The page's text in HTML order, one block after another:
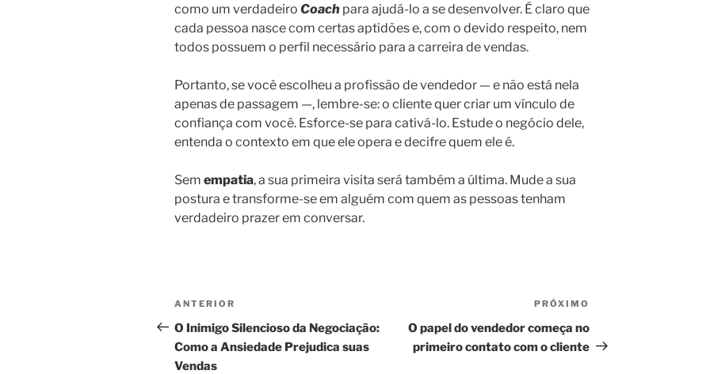
como um verdadeiro Coach para ajudá-lo a se desenvolver. É claro que
cada pessoa nasce com certas aptidões e, com o devido respeito, nem
todos possuem o perfil necessário para a carreira de vendas.
Portanto, se você escolheu a profissão de vendedor — e não está nela
apenas de passagem —, lembre-se: o cliente quer criar um vínculo de
confiança com você. Esforce-se para cativá-lo. Estude o negócio dele,
entenda o contexto em que ele opera e decifre quem ele é.
Sem empatia, a sua primeira visita será também a última. Mude a sua
postura e transforme-se em alguém com quem as pessoas tenham
verdadeiro prazer em conversar.
ANTERIOR
O Inimigo Silencioso da Negociação:
Como a Ansiedade Prejudica suas
Vendas
PRÓXIMO
O papel do vendedor começa no
primeiro contato com o cliente